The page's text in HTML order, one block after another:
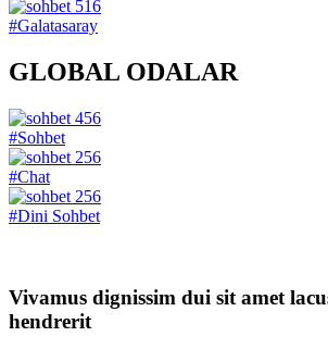
516
#Galatasaray
GLOBAL ODALAR
456
#Sohbet
256
#Chat
256
#Dini Sohbet
Vivamus dignissim dui sit amet
hendrerit